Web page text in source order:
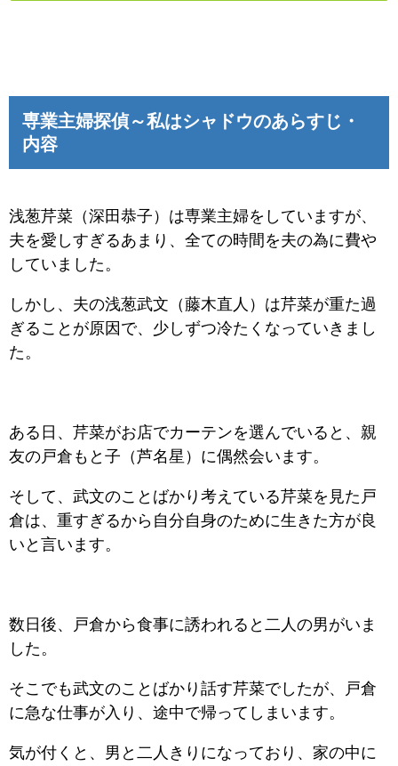
専業主婦探偵～私はシャドウのあらすじ・
内容
浅葱芹菜（深田恭子）は専業主婦をしていますが、
夫を愛しすぎるあまり、全ての時間を夫の為に費や
していました。
しかし、夫の浅葱武文（藤木直人）は芹菜が重た過
ぎることが原因で、少しずつ冷たくなっていきまし
た。
ある日、芹菜がお店でカーテンを選んでいると、親
友の戸倉もと子（芦名星）に偶然会います。
そして、武文のことばかり考えている芹菜を見た戸
倉は、重すぎるから自分自身のために生きた方が良
いと言います。
数日後、戸倉から食事に誘われると二人の男がいま
した。
そこでも武文のことばかり話す芹菜でしたが、戸倉
に急な仕事が入り、途中で帰ってしまいます。
気が付くと、男と二人きりになっており、家の中に